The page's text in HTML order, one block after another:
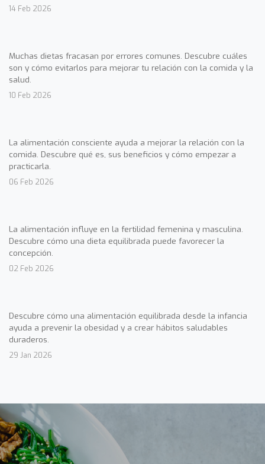
14 Feb 2026
Muchas dietas fracasan por errores comunes. Descubre cuáles
son y cómo evitarlos para mejorar tu relación con la comida y la
salud.
10 Feb 2026
La alimentación consciente ayuda a mejorar la relación con la
comida. Descubre qué es, sus beneficios y cómo empezar a
practicarla.
06 Feb 2026
La alimentación influye en la fertilidad femenina y masculina.
Descubre cómo una dieta equilibrada puede favorecer la
concepción.
02 Feb 2026
Descubre cómo una alimentación equilibrada desde la infancia
ayuda a prevenir la obesidad y a crear hábitos saludables
duraderos.
29 Jan 2026